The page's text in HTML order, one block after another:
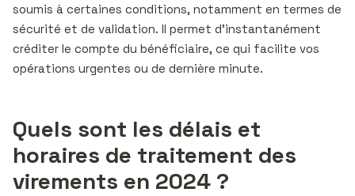
soumis à certaines conditions, notamment en termes de
sécurité et de validation. Il permet d’instantanément
créditer le compte du bénéficiaire, ce qui facilite vos
opérations urgentes ou de dernière minute.
Quels sont les délais et
horaires de traitement des
virements en 2024 ?